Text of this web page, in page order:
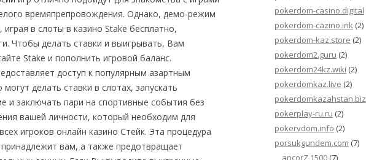
времяпрепровождения. Однако, демо-режим
в слоты в казино Stake бесплатно,
Чтобы делать ставки и выигрывать, Вам
Stake и пополнить игровой баланс.
доступ к популярным азартным
делать ставки в слотах, запускать
и заключать пари на спортивные события без
вашей личности, который необходим для
игроков онлайн казино Стейк. Эта процедура
вам, а также предотвращает
pokerdom-casino.digital
pokerdom-cazino.ink (2)
pokerdom-kaz.store (2)
pokerdom2.guru (2)
pokerdom24kz.wiki (2)
pokerdomkaz.live (2)
pokerdomkazahstan.biz
pokerplay-ru.ru (2)
pokervdom.info (2)
porsukgundem.com (7)
ancorZ 1500 (7)